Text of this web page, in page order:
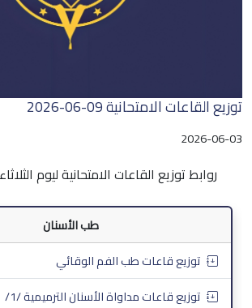
توزيع القاعات الامتحانية 09-06-2026
2026-06-03
روابط توزيع القاعات الامتحانية ليوم الثلاثاء 2026/06/09:
طب الأسنان
توزيع قاعات طب الفم الوقائي
توزيع قاعات مداواة الأسنان الترميمية /1/